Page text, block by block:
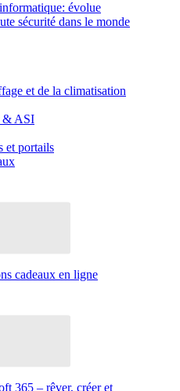
évolue
sécurité dans le monde
et de la climatisation
& ASI
et portails
cadeaux en ligne
365 – rêver, créer et